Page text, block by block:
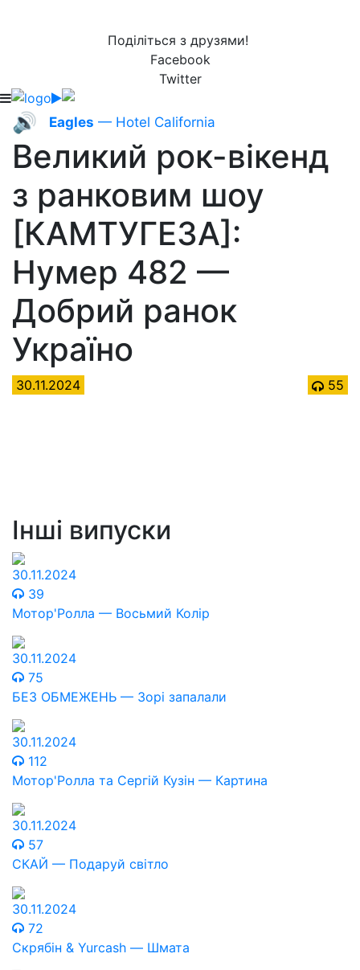
Поділіться з друзями!
Facebook
Twitter
🔊 Eagles — Hotel California
Великий рок-вікенд
з ранковим шоу
[КАМТУГЕЗА]:
Нумер 482 —
Добрий ранок
Україно
30.11.2024 55
Інші випуски
30.11.2024
39
Мотор'Ролла — Восьмий Колір
30.11.2024
75
БЕЗ ОБМЕЖЕНЬ — Зорі запалали
30.11.2024
112
Мотор'Ролла та Сергій Кузін — Картина
30.11.2024
57
СКАЙ — Подаруй світло
30.11.2024
72
Скрябін & Yurcash — Шмата